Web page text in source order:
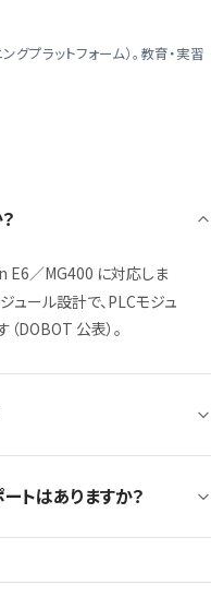
プラットフォーム）。教育・実習
E6／MG400 に対応しま
ュール設計で、PLCモジュ
DOBOT 公表）。
トはありますか？